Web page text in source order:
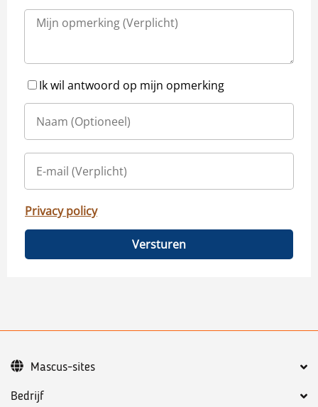
Ik wil antwoord op mijn opmerking
Privacy policy
Versturen
Bedrijf
Mascus-sites